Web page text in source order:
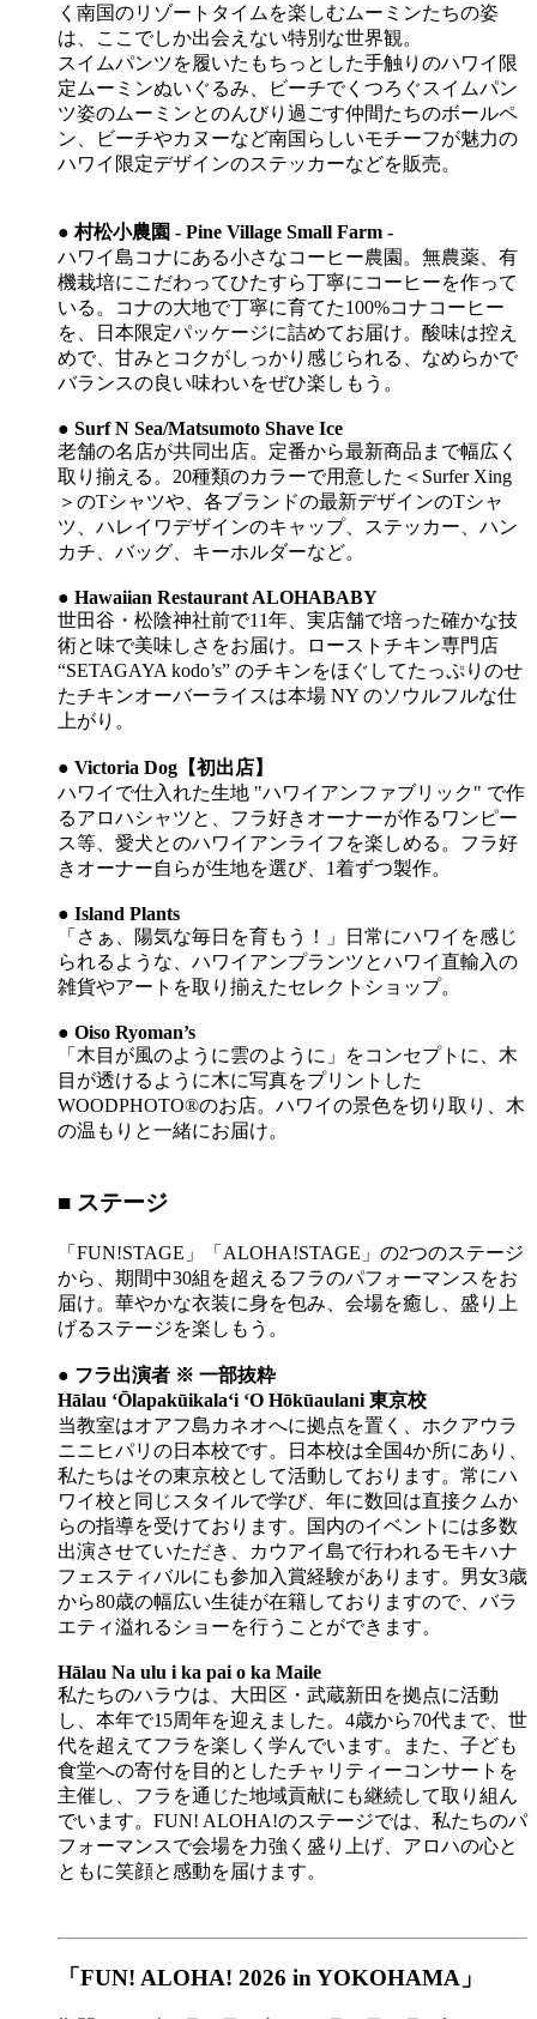
く南国のリゾートタイムを楽しむムーミンたちの姿
は、ここでしか出会えない特別な世界観。
スイムパンツを履いたもちっとした手触りのハワイ限
定ムーミンぬいぐるみ、ビーチでくつろぐスイムパン
ツ姿のムーミンとのんびり過ごす仲間たちのボールペ
ン、ビーチやカヌーなど南国らしいモチーフが魅力の
ハワイ限定デザインのステッカーなどを販売。
● 村松小農園 - Pine Village Small Farm -
ハワイ島コナにある小さなコーヒー農園。無農薬、有
機栽培にこだわってひたすら丁寧にコーヒーを作って
いる。コナの大地で丁寧に育てた100%コナコーヒー
を、日本限定パッケージに詰めてお届け。酸味は控え
めで、甘みとコクがしっかり感じられる、なめらかで
バランスの良い味わいをぜひ楽しもう。
● Surf N Sea/Matsumoto Shave Ice
老舗の名店が共同出店。定番から最新商品まで幅広く
取り揃える。20種類のカラーで用意した＜Surfer Xing
＞のTシャツや、各ブランドの最新デザインのTシャ
ツ、ハレイワデザインのキャップ、ステッカー、ハン
カチ、バッグ、キーホルダーなど。
● Hawaiian Restaurant ALOHABABY
世田谷・松陰神社前で11年、実店舗で培った確かな技
術と味で美味しさをお届け。ローストチキン専門店
“SETAGAYA kodo’s” のチキンをほぐしてたっぷりのせ
たチキンオーバーライスは本場 NY のソウルフルな仕
上がり。
● Victoria Dog【初出店】​
ハワイで仕入れた生地 "ハワイアンファブリック" で作
るアロハシャツと、フラ好きオーナーが作るワンピー
ス等、愛犬とのハワイアンライフを楽しめる。フラ好
きオーナー自らが生地を選び、1着ずつ製作。
● Island Plants
「さぁ、陽気な毎日を育もう！」日常にハワイを感じ
られるような、ハワイアンプランツとハワイ直輸入の
雑貨やアートを取り揃えたセレクトショップ。
● Oiso Ryoman’s
「木目が風のように雲のように」をコンセプトに、木
目が透けるように木に写真をプリントした
WOODPHOTO®のお店。ハワイの景色を切り取り、木
の温もりと一緒にお届け。
■ ステージ
「FUN!STAGE」「ALOHA!STAGE」の2つのステージ
から、期間中30組を超えるフラのパフォーマンスをお
届け。華やかな衣装に身を包み、会場を癒し、盛り上
げるステージを楽しもう。
● フラ出演者 ※ 一部抜粋
Hālau ʻŌlapakūikalaʻi ʻO Hōkūaulani 東京校
当教室はオアフ島カネオへに拠点を置く、ホクアウラ
ニニヒパリの日本校です。日本校は全国4か所にあり、
私たちはその東京校として活動しております。常にハ
ワイ校と同じスタイルで学び、年に数回は直接クムか
らの指導を受けております。国内のイベントには多数
出演させていただき、カウアイ島で行われるモキハナ
フェスティバルにも参加入賞経験があります。男女3歳
から80歳の幅広い生徒が在籍しておりますので、バラ
エティ溢れるショーを行うことができます。
Hālau Na ulu i ka pai o ka Maile​
私たちのハラウは、大田区・武蔵新田を拠点に活動
し、本年で15周年を迎えました。4歳から70代まで、世
代を超えてフラを楽しく学んでいます。また、子ども
食堂への寄付を目的としたチャリティーコンサートを
主催し、フラを通じた地域貢献にも継続して取り組ん
でいます。FUN! ALOHA!のステージでは、私たちのパ
フォーマンスで会場を力強く盛り上げ、アロハの心と
ともに笑顔と感動を届けます。
「FUN! ALOHA! 2026 in YOKOHAMA」